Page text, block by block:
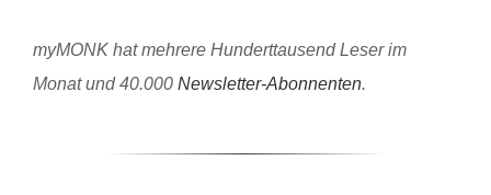
myMONK hat mehrere Hunderttausend Leser im
Monat und 40.000 Newsletter-Abonnenten.